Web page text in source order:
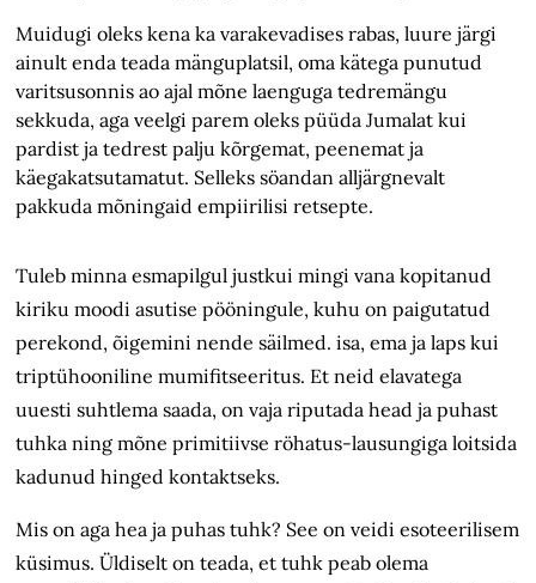
Muidugi oleks kena ka varakevadises rabas, luure järgi
ainult enda teada mänguplatsil, oma kätega punutud
varitsusonnis ao ajal mõne laenguga tedremängu
sekkuda, aga veelgi parem oleks püüda Jumalat kui
pardist ja tedrest palju kõrgemat, peenemat ja
käegakatsutamatut. Selleks söandan alljärgnevalt
pakkuda mõningaid empiirilisi retsepte.
Tuleb minna esmapilgul justkui mingi vana kopitanud
kiriku moodi asutise pööningule, kuhu on paigutatud
perekond, õigemini nende säilmed. isa, ema ja laps kui
triptühooniline mumifitseeritus. Et neid elavatega
uuesti suhtlema saada, on vaja riputada head ja puhast
tuhka ning mõne primitiivse röhatus-lausungiga loitsida
kadunud hinged kontaktseks.
Mis on aga hea ja puhas tuhk? See on veidi esoteerilisem
küsimus. Üldiselt on teada, et tuhk peab olema